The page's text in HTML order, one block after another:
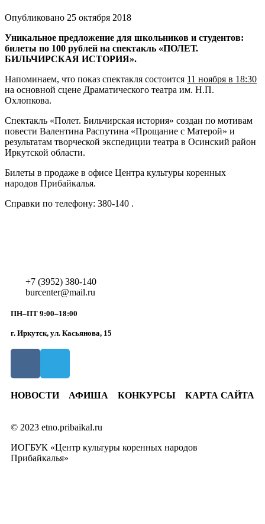
Опубликовано 25 октября 2018
Уникальное предложение для школьников и студентов:
билеты по 100 рублей на спектакль «ПОЛЕТ.
БИЛЬЧИРСКАЯ ИСТОРИЯ».
Напоминаем, что показ спектакля состоится 11 ноября в 18:30
на основной сцене Драматического театра им. Н.П.
Охлопкова.
Спектакль «Полет. Бильчирская история» создан по мотивам
повести Валентина Распутина «Прощание с Матерой» и
результатам творческой экспедиции театра в Осинский район
Иркутской области.
Билеты в продаже в офисе Центра культуры коренных
народов Прибайкалья.
Справки по телефону: 380-140 .
+7 (3952) 380-140
burcenter@mail.ru
ПН–ПТ 9:00–18:00
г. Иркутск, ул. Касьянова, 15
НОВОСТИ АФИША КОНКУРСЫ КАРТА САЙТА
© 2023 etno.pribaikal.ru
ИОГБУК «Центр культуры коренных народов
Прибайкалья»